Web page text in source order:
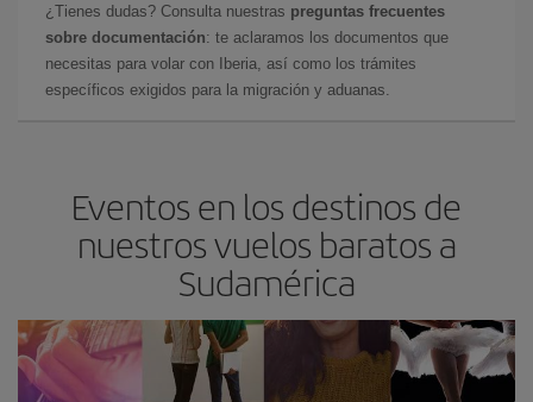
¿Tienes dudas? Consulta nuestras preguntas frecuentes
sobre documentación: te aclaramos los documentos que
necesitas para volar con Iberia, así como los trámites
específicos exigidos para la migración y aduanas.
Eventos en los destinos de
nuestros vuelos baratos a
Sudamérica